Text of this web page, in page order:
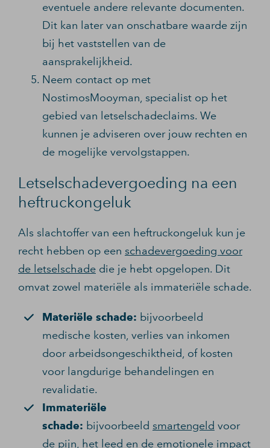
eventuele andere relevante documenten.
Dit kan later van onschatbare waarde zijn
bij het vaststellen van de
aansprakelijkheid.
Neem contact op met
NostimosMooyman, specialist op het
gebied van letselschadeclaims. We
kunnen je adviseren over jouw rechten en
de mogelijke vervolgstappen.
Letselschadevergoeding na een
heftruckongeluk
Als slachtoffer van een heftruckongeluk kun je
recht hebben op een schadevergoeding voor
de letselschade die je hebt opgelopen. Dit
omvat zowel materiële als immateriële schade.
Materiële schade: bijvoorbeeld
medische kosten, verlies van inkomen
door arbeidsongeschiktheid, of kosten
voor langdurige behandelingen en
revalidatie.
Immateriële
schade: bijvoorbeeld smartengeld voor
de pijn, het leed en de emotionele impact